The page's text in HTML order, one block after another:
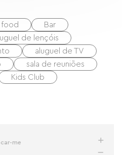
food
Bar
de lençóis
aluguel de TV
sala de reuniões
Kids Club
me